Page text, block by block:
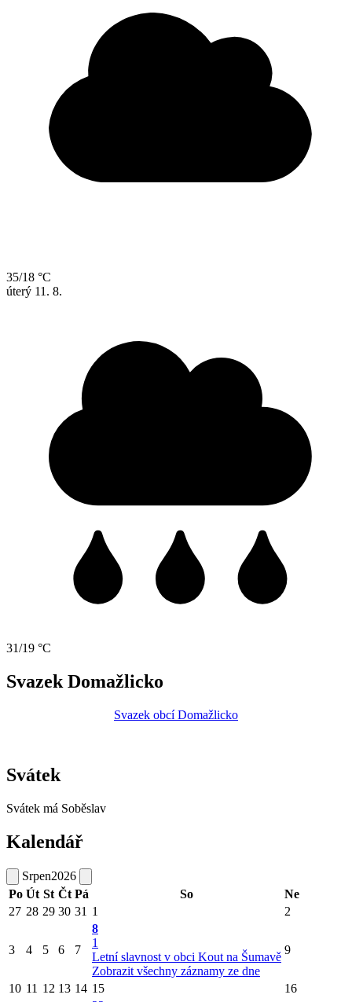
35/18 °C
úterý 11. 8.
31/19 °C
Svazek Domažlicko
Svazek obcí Domažlicko
Svátek
Svátek má Soběslav
Kalendář
Srpen2026
Po Út St Čt Pá So
Ne
27 28 29 30 31 1 2
3 4 5 6 7
8
1
Letní slavnost v obci Kout na Šumavě
Zobrazit všechny záznamy ze dne
9
10 11 12 13 14 15 16